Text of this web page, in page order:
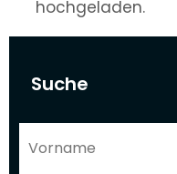
Suche
hochgeladen.